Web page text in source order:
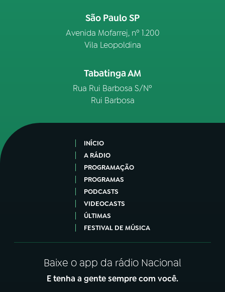
São Paulo SP
Avenida Mofarrej, nº 1.200
Vila Leopoldina
Tabatinga AM
Rua Rui Barbosa S/Nº
Rui Barbosa
INÍCIO
A RÁDIO
PROGRAMAÇÃO
PROGRAMAS
PODCASTS
VIDEOCASTS
ÚLTIMAS
FESTIVAL DE MÚSICA
Baixe o app da rádio Nacional
E tenha a gente sempre com você.